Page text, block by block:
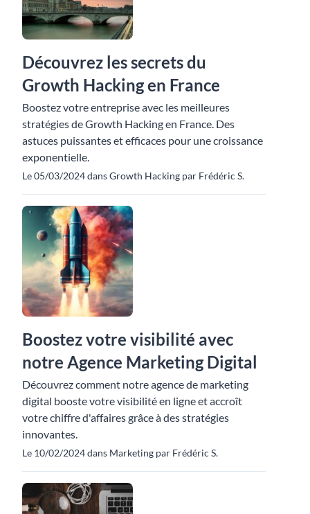
Découvrez les secrets du
Growth Hacking en France
Boostez votre entreprise avec les meilleures
stratégies de Growth Hacking en France. Des
astuces puissantes et efficaces pour une croissance
exponentielle.
Le 05/03/2024 dans Growth Hacking par Frédéric S.
Boostez votre visibilité avec
notre Agence Marketing Digital
Découvrez comment notre agence de marketing
digital booste votre visibilité en ligne et accroît
votre chiffre d'affaires grâce à des stratégies
innovantes.
Le 10/02/2024 dans Marketing par Frédéric S.